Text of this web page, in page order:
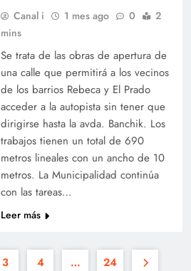
Canal i 1 mes ago 0
2
mins
Se trata de las obras de apertura de
una calle que permitirá a los vecinos
de los barrios Rebeca y El Prado
acceder a la autopista sin tener que
dirigirse hasta la avda. Banchik. Los
trabajos tienen un total de 690
metros lineales con un ancho de 10
metros. La Municipalidad continúa
con las tareas…
Leer más
3 4 … 24